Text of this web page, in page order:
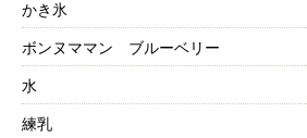
かき氷
ボンヌママン ブルーベリー
水
練乳